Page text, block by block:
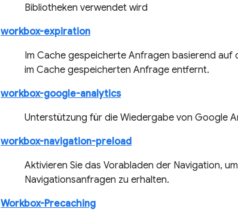
Bibliotheken verwendet wird
workbox-expiration
Im Cache gespeicherte Anfragen basierend auf
im Cache gespeicherten Anfrage entfernt.
workbox-google-analytics
Unterstützung für die Wiedergabe von Google
workbox-navigation-preload
Aktivieren Sie das Vorabladen der Navigation,
Navigationsanfragen zu erhalten.
Workbox-Precaching